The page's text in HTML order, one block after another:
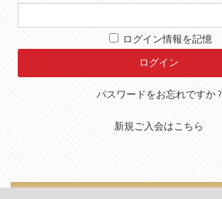
ログイン情報を記憶
パスワードをお忘れですか ?
新規ご入会はこちら